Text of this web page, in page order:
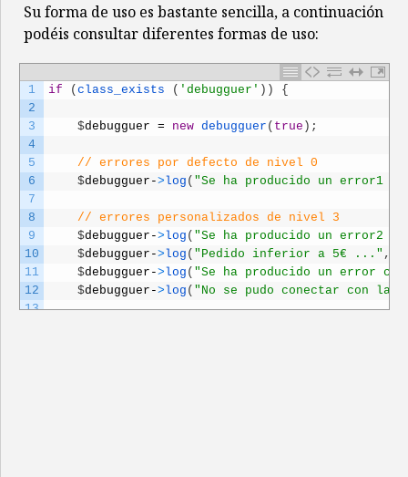
Su forma de uso es bastante sencilla, a continuación
podéis consultar diferentes formas de uso:
1
2
3
4
5
6
7
8
9
10
11
12
13
if ( class_exists ( 'debugguer' ) ) {
$debugguer = new debugguer ( true ) ;
// errores por defecto de nivel 0
$debugguer ->log ( "Se ha producido un error1
// errores personalizados de nivel 3
$debugguer ->log ( "Se ha producido un error2
$debugguer ->log ( "Pedido inferior a 5€ ..." ,
$debugguer ->log ( "Se ha producido un error
$debugguer ->log ( "No se pudo conectar con la